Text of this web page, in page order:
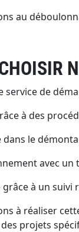
au
service de
à des
dans le
avec
à un suivi
à réaliser
projets